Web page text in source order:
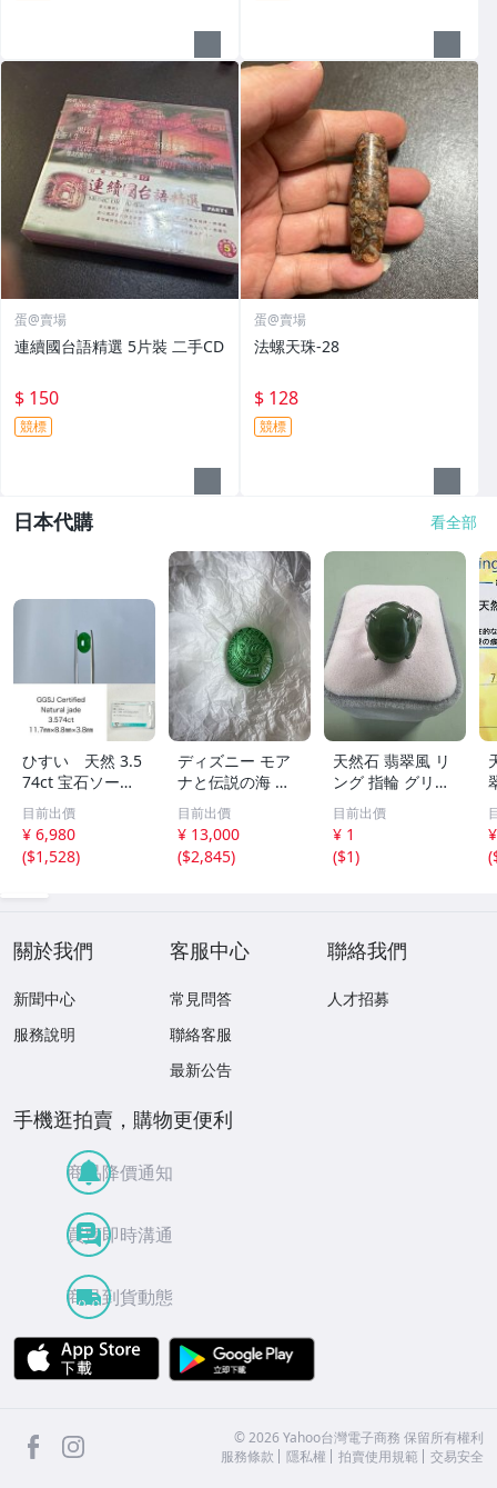
蛋@賣場
連續國台語精選 5片裝 二手CD
$ 150
競標
蛋@賣場
法螺天珠-28
$ 128
競標
日本代購 看全部
ひすい 天然 3.5
74ct 宝石ソーテ
ィング付き 11.7
㎜×8.8㎜×3.8㎜
ルース（ 裸石 ）
Y10181SA
目前出價
¥ 6,980
($1,528)
ディズニー モア
ナと伝説の海 テ
フィティの心 新
品 未開封
目前出價
¥ 13,000
($2,845)
天然石 翡翠風 リ
ング 指輪 グリー
ン系 ヴィンテー
ジアクセサリー
目前出價
¥ 1
($1)
(
關於我們
新聞中心
服務說明
客服中心
常見問答
聯絡客服
最新公告
聯絡我們
人才招募
手機逛拍賣，購物更便利
商品降價通知
買賣即時溝通
商品到貨動態
APP Store
facebook ©2026 Yahoo台灣電子商務 保留所有權利
服務條款
隱私權 拍賣使用規範 交易安全